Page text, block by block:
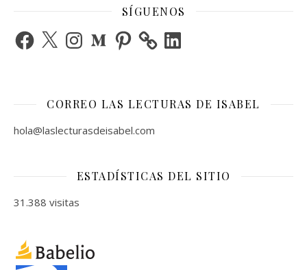
SÍGUENOS
Facebook
X InstagramMediumPinterest LinkedIn
CORREO LAS LECTURAS DE ISABEL
hola@laslecturasdeisabel.com
ESTADÍSTICAS DEL SITIO
31.388 visitas